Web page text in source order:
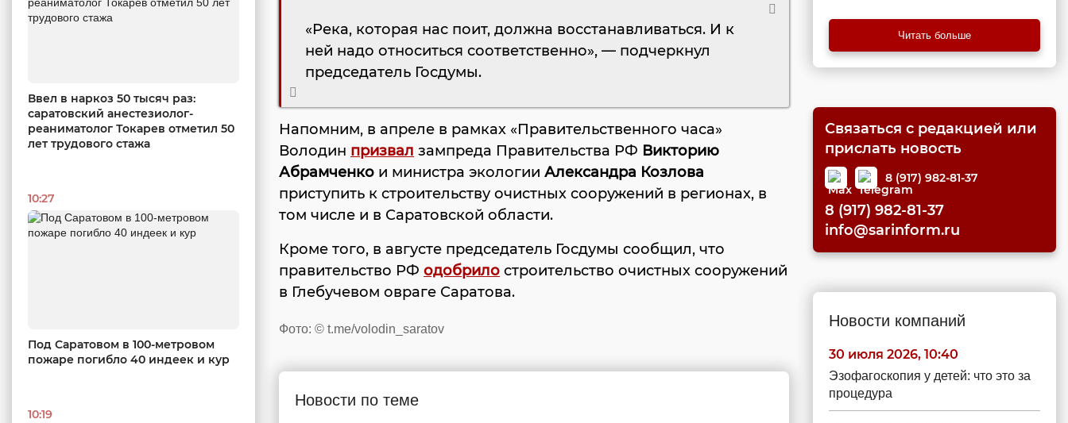
Ввел в наркоз 50 тысяч раз:
саратовский анестезиолог-
реаниматолог Токарев отметил 50
лет трудового стажа
10:27
Под Саратовом в 100-метровом
пожаре погибло 40 индеек и кур
10:19
«Река, которая нас поит, должна восстанавливаться. И к
ней надо относиться соответственно», — подчеркнул
председатель Госдумы.
Напомним, в апреле в рамках «Правительственного часа»
Володин призвал зампреда Правительства РФ Викторию
Абрамченко и министра экологии Александра Козлова
приступить к строительству очистных сооружений в регионах, в
том числе и в Саратовской области.
Кроме того, в августе председатель Госдумы сообщил, что
правительство РФ одобрило строительство очистных сооружений
в Глебучевом овраге Саратова.
Фото: © t.me/volodin_saratov
Новости по теме
Читать больше
Связаться с редакцией или
прислать новость
8 (917) 982-81-37
8 (917) 982-81-37
info@sarinform.ru
Новости компаний
30 июля 2026, 10:40
Эзофагоскопия у детей: что это за
процедура